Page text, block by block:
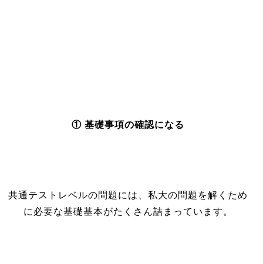
① 基礎事項の確認になる
共通テストレベルの問題には、私大の問題を解くため
に必要な基礎基本がたくさん詰まっています。